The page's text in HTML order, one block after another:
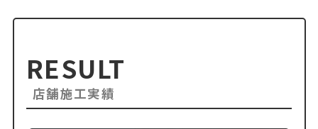
RESULT
店舗施工実績